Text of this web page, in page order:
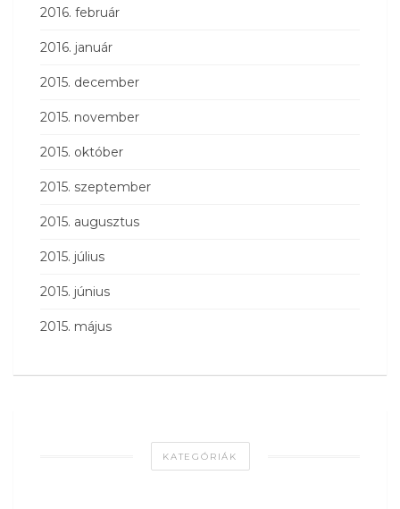
2016. február
2016. január
2015. december
2015. november
2015. október
2015. szeptember
2015. augusztus
2015. július
2015. június
2015. május
KATEGÓRIÁK